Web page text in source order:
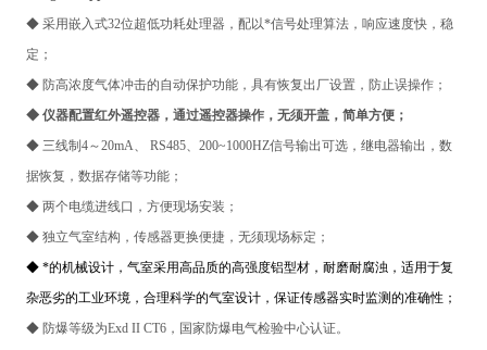
◆ 采用嵌入式32位超低功耗处理器，配以*信号处理算法，响应速度快，稳
定；
◆ 防高浓度气体冲击的自动保护功能，具有恢复出厂设置，防止误操作；
◆ 仪器配置红外遥控器，通过遥控器操作，无须开盖，简单方便；
◆ 三线制4～20mA、 RS485、200~1000HZ信号输出可选，继电器输出，数
据恢复，数据存储等功能；
◆ 两个电缆进线口，方便现场安装；
◆ 独立气室结构，传感器更换便捷，无须现场标定；
◆ *的机械设计，气室采用高品质的高强度铝型材，耐磨耐腐浊，适用于复
杂恶劣的工业环境，合理科学的气室设计，保证传感器实时监测的准确性；
◆ 防爆等级为Exd II CT6，国家防爆电气检验中心认证。